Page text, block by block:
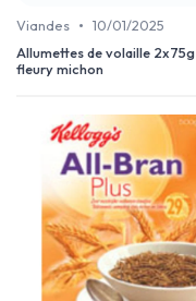
Viandes • 10/01/2025
Allumettes de volaille 2x75g
fleury michon